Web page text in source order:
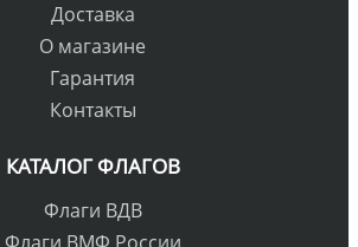
Доставка
О магазине
Гарантия
Контакты
КАТАЛОГ ФЛАГОВ
Флаги ВДВ